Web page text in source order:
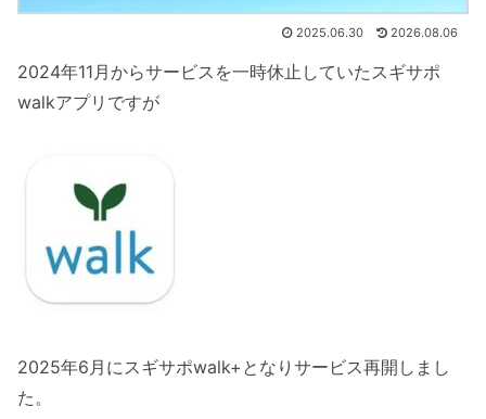
2025.06.30 2026.08.06
2024年11月からサービスを一時休止していたスギサポ
walkアプリですが
2025年6月にスギサポwalk+となりサービス再開しまし
た。